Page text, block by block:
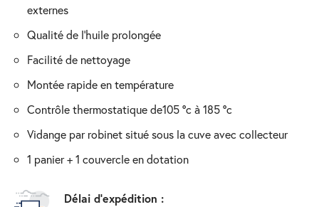
externes
qualité de l’huile prolongée
facilité de nettoyage
montée rapide en température
contrôle thermostatique de105 °c à 185 °c
vidange par robinet situé sous la cuve avec collecteur
1 panier + 1 couvercle en dotation
Délai d'expédition :